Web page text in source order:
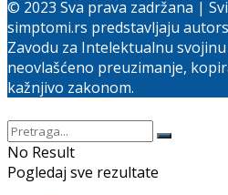
© 2023 Sva prava zadržana |
simptomi.rs predstavljaju
Zavodu za Intelektualnu
neovlašćeno preuzimanje,
kažnjivo zakonom.
No Result
Pogledaj sve rezultate